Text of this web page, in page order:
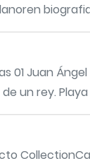
01 Juan
un rey. Playa